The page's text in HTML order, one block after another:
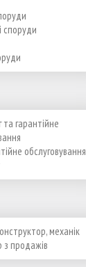
споруди
та гарантійне
обслуговування
механік
продажів